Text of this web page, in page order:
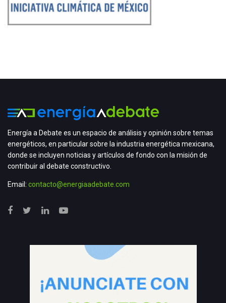
Energía a Debate es un espacio de análisis y opinión sobre temas
energéticos, en particular sobre la industria energética mexicana,
donde se incluyen noticias y artículos de fondo con la misión de
contribuir al debate constructivo.
Email: contacto@energiaadebate.com